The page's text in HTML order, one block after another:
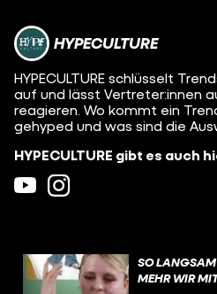
HYPECULTURE
HYPECULTURE schlüsselt
auf und lässt Vertreter:innen
reagieren. Wo kommt ein
gehyped und was sind die
HYPECULTURE gibt es auch
SO
MEHR WIR